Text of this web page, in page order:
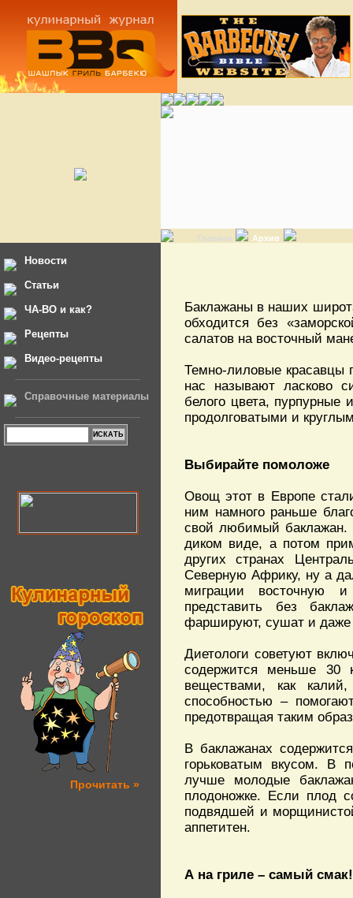
Главная Архив
Новости
Статьи
ЧА-ВО и как?
Рецепты
Видео-рецепты
Справочные материалы
Прочитать »
Баклажаны в наших
обходится без
салатов на восточный
Темно-лиловые красавцы
нас называют ласково
белого цвета,
продолговатыми и
Выбирайте помоложе
Овощ этот в Европе
ним намного раньше
свой любимый баклажан.
диком виде, а потом
других странах
Северную Африку, ну а
миграции восточную и
представить без
фаршируют, сушат и даже
Диетологи советуют
содержится меньше 30
веществами, как
способностью –
предотвращая таким
В баклажанах
горьковатым вкусом. В
лучше молодые
плодоножке. Если плод
подвядшей и
аппетитен.
А на гриле – самый смак!